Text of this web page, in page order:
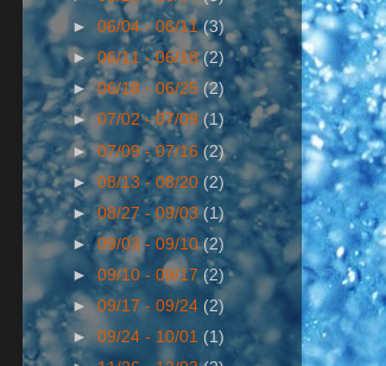
►06/04 - 06/11(3)
►06/11 - 06/18(2)
►06/18 - 06/25 (2)
►07/02 - 07/09(1)
►07/09 - 07/16(2)
►08/13 - 08/20 (2)
►08/27 - 09/03(1)
►09/03 - 09/10(2)
►09/10 - 09/17 (2)
►09/17 - 09/24 (2)
►09/24 - 10/01 (1)